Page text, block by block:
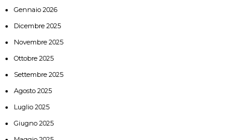
Gennaio 2026
Dicembre 2025
Novembre 2025
Ottobre 2025
Settembre 2025
Agosto 2025
Luglio 2025
Giugno 2025